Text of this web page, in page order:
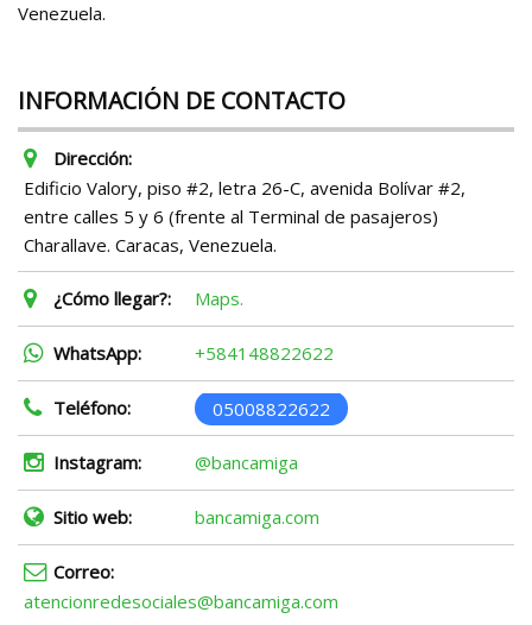
Venezuela.
INFORMACIÓN DE CONTACTO
Dirección:
Edificio Valory, piso #2, letra 26-C, avenida Bolívar #2,
entre calles 5 y 6 (frente al Terminal de pasajeros)
Charallave. Caracas, Venezuela.
¿Cómo llegar?: Maps.
WhatsApp: +584148822622
Teléfono: 05008822622
Instagram: @bancamiga
Sitio web: bancamiga.com
Correo:
atencionredesociales@bancamiga.com